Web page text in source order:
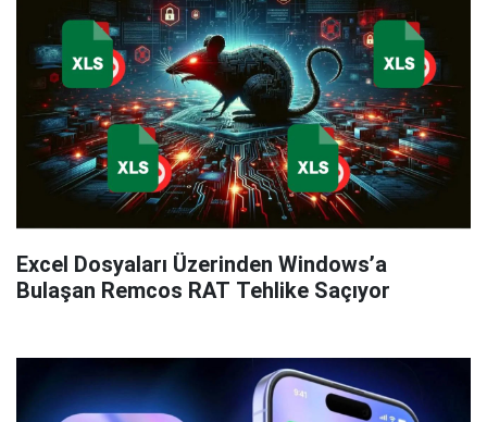
Excel Dosyaları Üzerinden Windows’a
Bulaşan Remcos RAT Tehlike Saçıyor